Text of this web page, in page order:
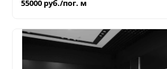
55000 руб./пог. м